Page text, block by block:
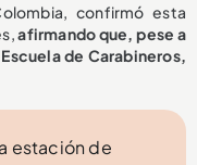
confirmó esta
afirmando que, pese a
de Carabineros,
estación de